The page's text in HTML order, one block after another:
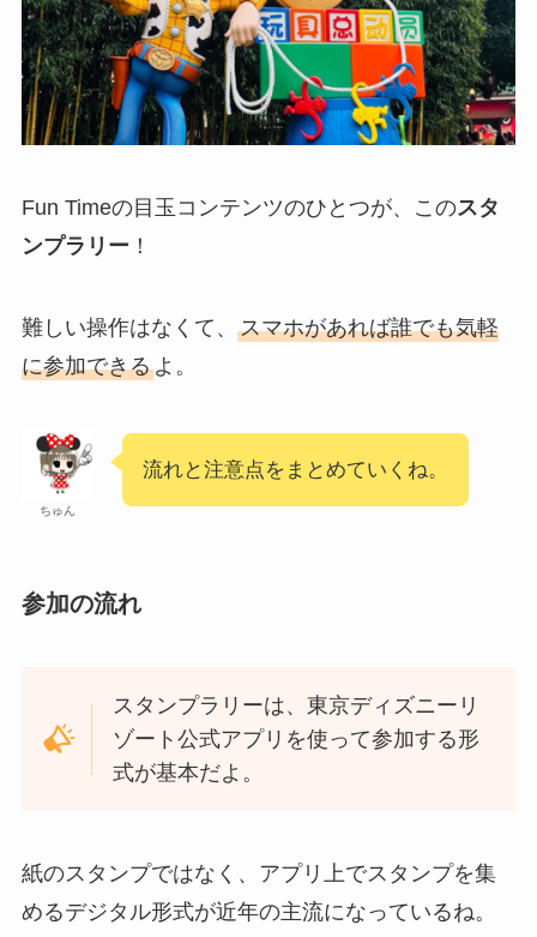
Fun Timeの目玉コンテンツのひとつが、このスタ
ンプラリー ！
難しい操作はなくて、 スマホがあれば誰でも気軽
に参加できるよ。
ちゅん
流れと注意点をまとめていくね。
参加の流れ
スタンプラリーは、東京ディズニーリ
ゾート公式アプリを使って参加する形
式が基本だよ。
紙のスタンプではなく、アプリ上でスタンプを集
めるデジタル形式が近年の主流になっているね。